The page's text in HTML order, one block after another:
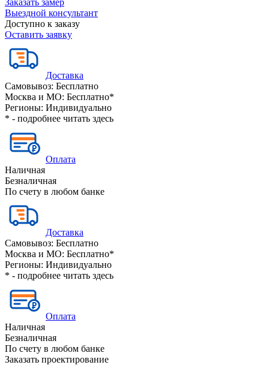
Выездной консультант
Доступно к заказу
Оставить заявку
Доставка
Самовывоз: Бесплатно
Москва и МО: Бесплатно*
Регионы: Индивидуально
* - подробнее читать здесь
Оплата
Наличная
Безналичная
По счету в любом банке
Доставка
Самовывоз: Бесплатно
Москва и МО: Бесплатно*
Регионы: Индивидуально
* - подробнее читать здесь
Оплата
Наличная
Безналичная
По счету в любом банке
Заказать проектирование